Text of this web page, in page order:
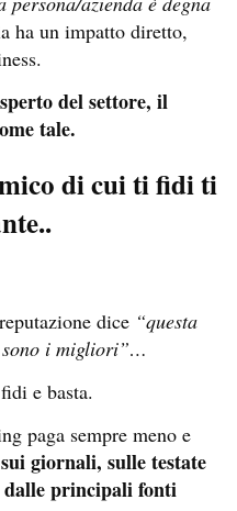
ha un impatto diretto,
del settore, il
tale.
di cui ti fidi ti
dice “questa
sono i migliori”…
e basta.
paga sempre meno e
giornali, sulle testate
dalle principali fonti